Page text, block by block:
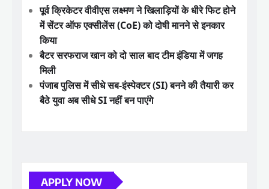
पूर्व क्रिकेटर वीवीएस लक्ष्मण ने खिलाड़ियों के धीरे फिट होने
में सेंटर ऑफ एक्सीलेंस (CoE) को दोषी मानने से इनकार
किया
बैटर सरफराज खान को दो साल बाद टीम इंडिया में जगह
मिली
पंजाब पुलिस में सीधे सब-इंस्पेक्टर (SI) बनने की तैयारी कर
बैठे युवा अब सीधे SI नहीं बन पाएंगे
APPLY NOW